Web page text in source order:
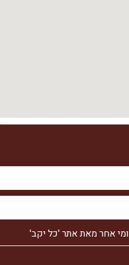
אחר מאת אתר 'כל יקב'